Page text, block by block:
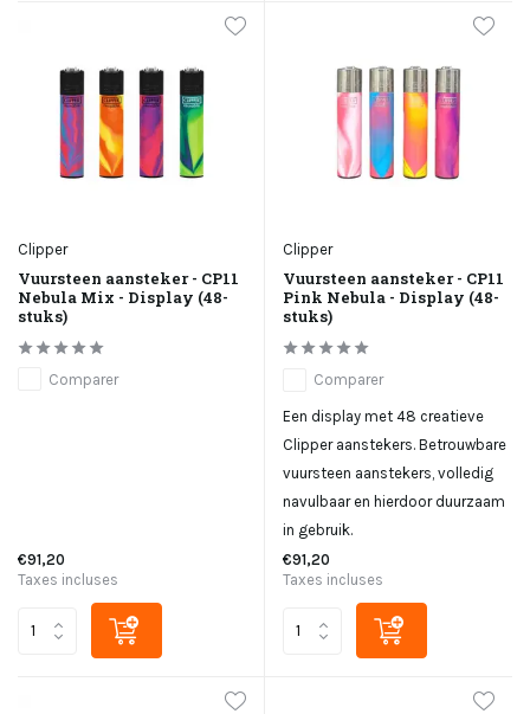
Clipper
Vuursteen aansteker - CP11
Nebula Mix - Display (48-
stuks)
Comparer
€91,20
Taxes incluses
Clipper
Vuursteen aansteker - CP11
Pink Nebula - Display (48-
stuks)
Comparer
Een display met 48 creatieve
Clipper aanstekers. Betrouwbare
vuursteen aanstekers, volledig
navulbaar en hierdoor duurzaam
in gebruik.
€91,20
Taxes incluses